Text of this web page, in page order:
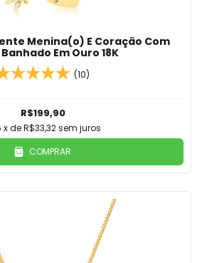
Menina(o) E Coração Com
Em Ouro 18K
(10)
R$199,90
x deR$33,32sem juros
COMPRAR